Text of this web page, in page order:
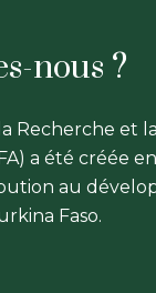
nous ?
Recherche et
a été créée
au
Faso.